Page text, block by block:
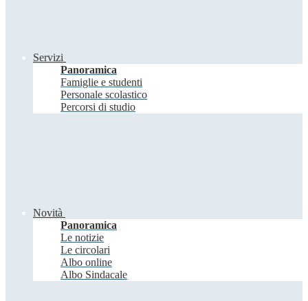
Servizi
Panoramica
Famiglie e studenti
Personale scolastico
Percorsi di studio
Novità
Panoramica
Le notizie
Le circolari
Albo online
Albo Sindacale